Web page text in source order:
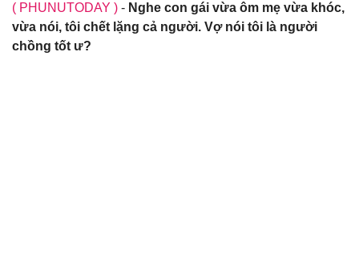
( PHUNUTODAY ) - Nghe con gái vừa ôm mẹ vừa khóc,
vừa nói, tôi chết lặng cả người. Vợ nói tôi là người
chồng tốt ư?